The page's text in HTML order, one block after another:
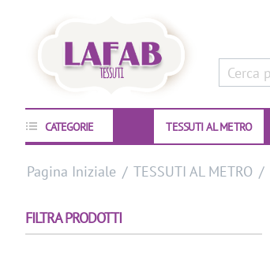
CATEGORIE TESSUTI AL METRO
Pagina Iniziale / TESSUTI AL METRO /
FILTRA PRODOTTI